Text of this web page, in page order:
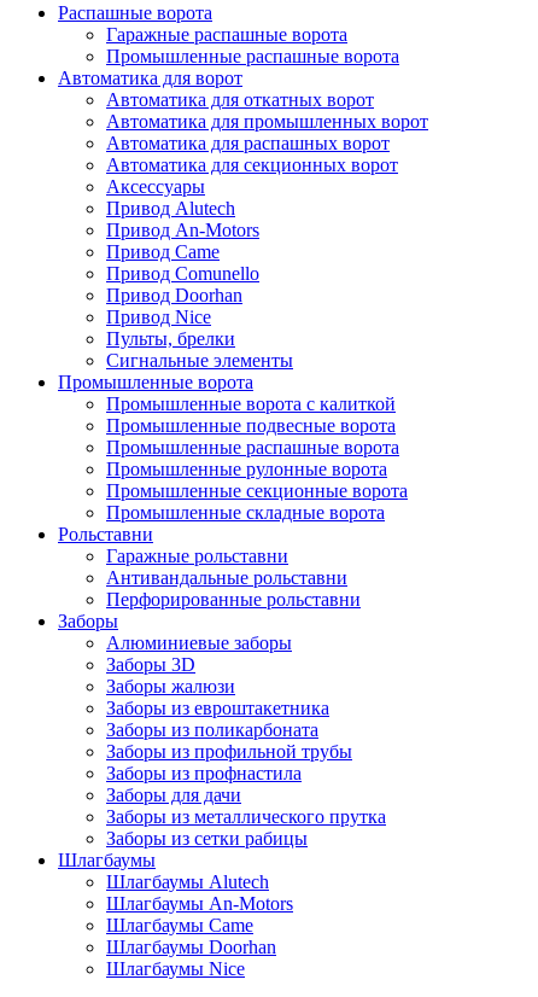
Распашные ворота
Гаражные распашные ворота
Промышленные распашные ворота
Автоматика для ворот
Автоматика для откатных ворот
Автоматика для промышленных ворот
Автоматика для распашных ворот
Автоматика для секционных ворот
Аксессуары
Привод Alutech
Привод An-Motors
Привод Came
Привод Comunello
Привод Doorhan
Привод Nice
Пульты, брелки
Сигнальные элементы
Промышленные ворота
Промышленные ворота с калиткой
Промышленные подвесные ворота
Промышленные распашные ворота
Промышленные рулонные ворота
Промышленные секционные ворота
Промышленные складные ворота
Рольставни
Гаражные рольставни
Антивандальные рольставни
Перфорированные рольставни
Заборы
Алюминиевые заборы
Заборы 3D
Заборы жалюзи
Заборы из евроштакетника
Заборы из поликарбоната
Заборы из профильной трубы
Заборы из профнастила
Заборы для дачи
Заборы из металлического прутка
Заборы из сетки рабицы
Шлагбаумы
Шлагбаумы Alutech
Шлагбаумы An-Motors
Шлагбаумы Came
Шлагбаумы Doorhan
Шлагбаумы Nice